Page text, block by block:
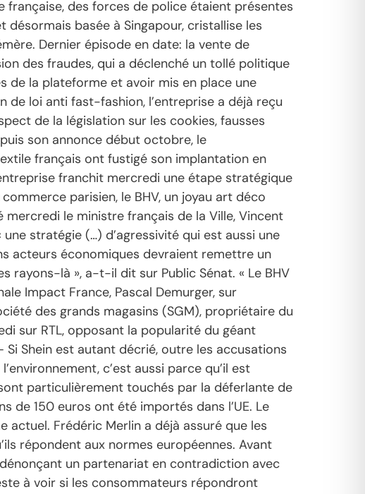
française, des forces de police étaient présentes
désormais basée à Singapour, cristallise les
Dernier épisode en date: la vente de
des fraudes, qui a déclenché un tollé politique
de la plateforme et avoir mis en place une
loi anti fast-fashion, l’entreprise a déjà reçu
de la législation sur les cookies, fausses
son annonce début octobre, le
français ont fustigé son implantation en
franchit mercredi une étape stratégique
parisien, le BHV, un joyau art déco
mercredi le ministre français de la Ville, Vincent
une stratégie (…) d’agressivité qui est aussi une
acteurs économiques devraient remettre un
rayons-là », a-t-il dit sur Public Sénat. « Le BHV
Impact France, Pascal Demurger, sur
des grands magasins (SGM), propriétaire du
sur RTL, opposant la popularité du géant
Shein est autant décrié, outre les accusations
c’est aussi parce qu’il est
particulièrement touchés par la déferlante de
de 150 euros ont été importés dans l’UE. Le
Frédéric Merlin a déjà assuré que les
répondent aux normes européennes. Avant
un partenariat en contradiction avec
à voir si les consommateurs répondront